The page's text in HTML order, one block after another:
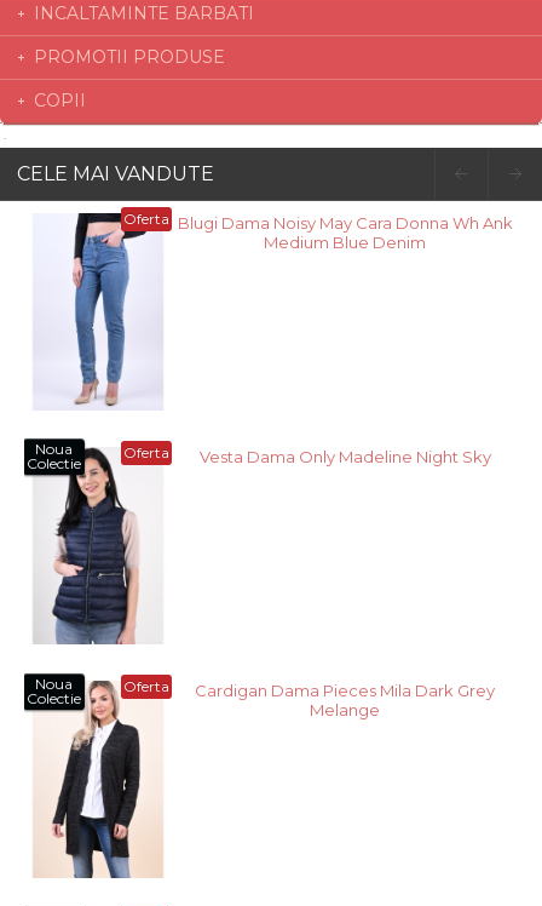
INCALTAMINTE BARBATI
PROMOTII PRODUSE
COPII
CELE MAI VANDUTE
Oferta Blugi Dama Noisy May Cara Donna Wh Ank
Medium Blue Denim
Oferta
Noua
Colectie
Vesta Dama Only Madeline Night Sky
Oferta
Noua
Colectie
Cardigan Dama Pieces Mila Dark Grey
Melange